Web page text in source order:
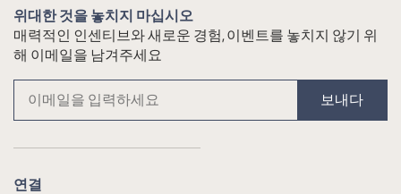
위대한 것을 놓치지 마십시오
매력적인 인센티브와 새로운 경험, 이벤트를 놓치지 않기 위
해 이메일을 남겨주세요
보내다
연결